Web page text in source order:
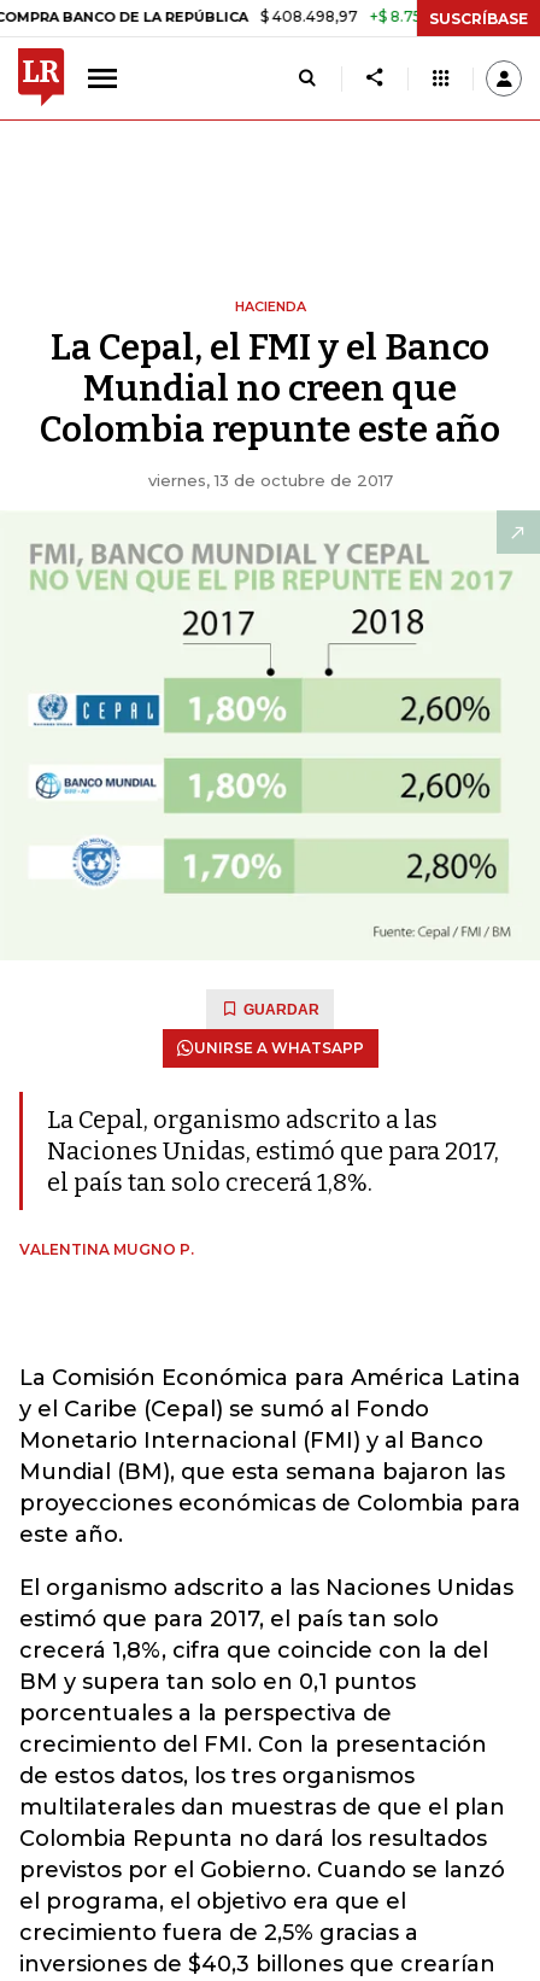
DE LA REPÚBLICA $ 408.498,97 +$ 8.753,81 +2,19% TASA DE
SUSCRÍBASE
HACIENDA
La Cepal, el FMI y el Banco
Mundial no creen que
Colombia repunte este año
viernes, 13 de octubre de 2017
GUARDAR
UNIRSE A WHATSAPP
La Cepal, organismo adscrito a las
Naciones Unidas, estimó que para 2017,
el país tan solo crecerá 1,8%.
VALENTINA MUGNO P.
La Comisión Económica para América Latina
y el Caribe (Cepal) se sumó al Fondo
Monetario Internacional (FMI) y al Banco
Mundial (BM), que esta semana bajaron las
proyecciones económicas de Colombia para
este año.
El organismo adscrito a las Naciones Unidas
estimó que para 2017, el país tan solo
crecerá 1,8%, cifra que coincide con la del
BM y supera tan solo en 0,1 puntos
porcentuales a la perspectiva de
crecimiento del FMI. Con la presentación
de estos datos, los tres organismos
multilaterales dan muestras de que el plan
Colombia Repunta no dará los resultados
previstos por el Gobierno. Cuando se lanzó
el programa, el objetivo era que el
crecimiento fuera de 2,5% gracias a
inversiones de $40,3 billones que crearían